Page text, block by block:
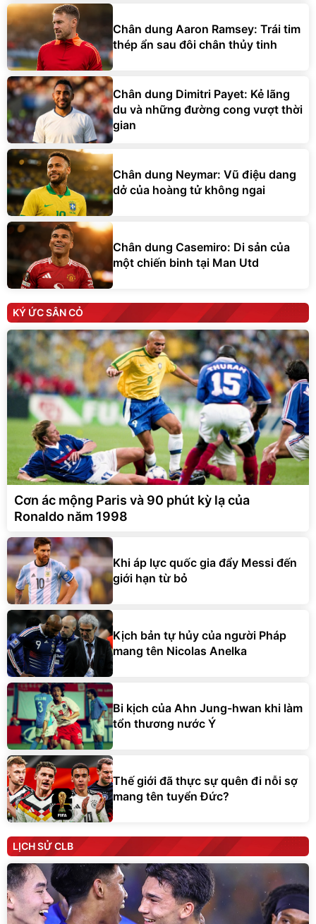
Chân dung Aaron Ramsey: Trái tim
thép ẩn sau đôi chân thủy tinh
Chân dung Dimitri Payet: Kẻ lãng
du và những đường cong vượt thời
gian
Chân dung Neymar: Vũ điệu dang
dở của hoàng tử không ngai
Chân dung Casemiro: Di sản của
một chiến binh tại Man Utd
KÝ ỨC SÂN CỎ
Cơn ác mộng Paris và 90 phút kỳ lạ của
Ronaldo năm 1998
Khi áp lực quốc gia đẩy Messi đến
giới hạn từ bỏ
Kịch bản tự hủy của người Pháp
mang tên Nicolas Anelka
Bi kịch của Ahn Jung-hwan khi làm
tổn thương nước Ý
Thế giới đã thực sự quên đi nỗi sợ
mang tên tuyển Đức?
LỊCH SỬ CLB